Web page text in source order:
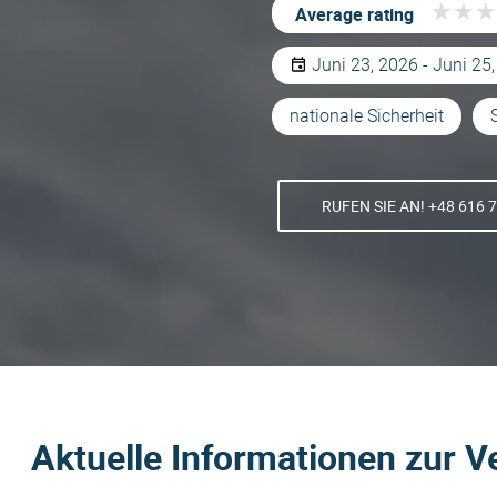
Average rating ★ ★ ★
★ ★ ★
Juni 23, 2026 - Juni
nationale Sicherheit
RUFEN SIE AN! +48 616
Aktuelle Informationen zur